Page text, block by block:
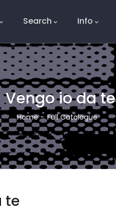
Search Info
Vengo io da te
Breadcrumb
Home - Full Catalogue
te